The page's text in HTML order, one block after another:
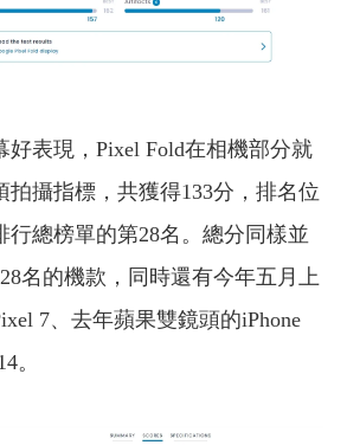
好表現，Pixel Fold在相機部分就
拍攝指標，共獲得133分，排名位
行總榜單的第28名。總分同樣並
名的機款，同時還有今年五月上
7、去年蘋果雙鏡頭的iPhone
。